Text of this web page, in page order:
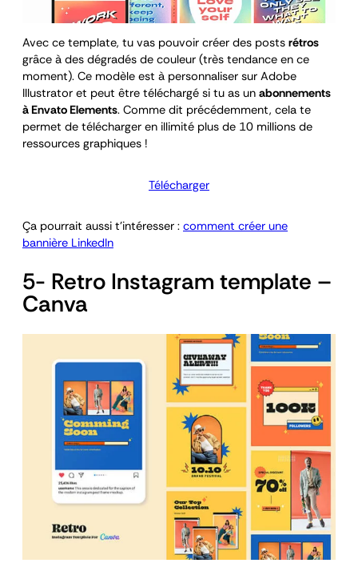
Avec ce template, tu vas pouvoir créer des posts rétros
grâce à des dégradés de couleur (très tendance en ce
moment). Ce modèle est à personnaliser sur Adobe
Illustrator et peut être téléchargé si tu as un abonnements
à Envato Elements. Comme dit précédemment, cela te
permet de télécharger en illimité plus de 10 millions de
ressources graphiques !
Télécharger
Ça pourrait aussi t’intéresser : comment créer une
bannière LinkedIn
5- Retro Instagram template –
Canva